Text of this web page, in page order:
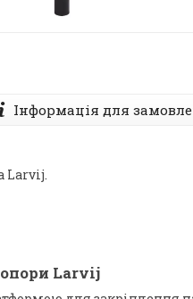
Інформація для
Larvij.
опори Larvij